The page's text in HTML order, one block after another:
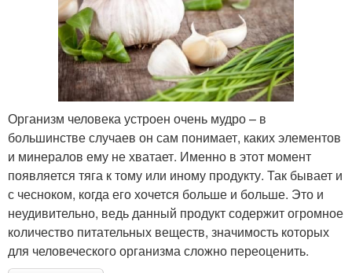
Организм человека устроен очень мудро – в
большинстве случаев он сам понимает, каких элементов
и минералов ему не хватает. Именно в этот момент
появляется тяга к тому или иному продукту. Так бывает и
с чесноком, когда его хочется больше и больше. Это и
неудивительно, ведь данный продукт содержит огромное
количество питательных веществ, значимость которых
для человеческого организма сложно переоценить.